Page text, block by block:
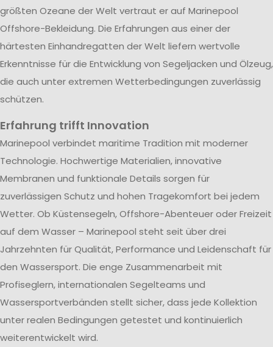
größten Ozeane der Welt vertraut er auf Marinepool
Offshore-Bekleidung. Die Erfahrungen aus einer der
härtesten Einhandregatten der Welt liefern wertvolle
Erkenntnisse für die Entwicklung von Segeljacken und Ölzeug,
die auch unter extremen Wetterbedingungen zuverlässig
schützen.
Erfahrung trifft Innovation
Marinepool verbindet maritime Tradition mit moderner
Technologie. Hochwertige Materialien, innovative
Membranen und funktionale Details sorgen für
zuverlässigen Schutz und hohen Tragekomfort bei jedem
Wetter. Ob Küstensegeln, Offshore-Abenteuer oder Freizeit
auf dem Wasser – Marinepool steht seit über drei
Jahrzehnten für Qualität, Performance und Leidenschaft für
den Wassersport. Die enge Zusammenarbeit mit
Profiseglern, internationalen Segelteams und
Wassersportverbänden stellt sicher, dass jede Kollektion
unter realen Bedingungen getestet und kontinuierlich
weiterentwickelt wird.